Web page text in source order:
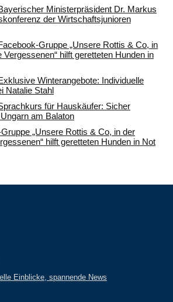
Ministerpräsident Dr. Markus
der Wirtschaftsjunioren
Gruppe „Unsere Rottis & Co, in
Vergessenen“ hilft geretteten Hunden in
Winterangebote: Individuelle
Natalie Stahl
für Hauskäufer: Sicher
am Balaton
„Unsere Rottis & Co, in der
hilft geretteten Hunden in Not
Einblicke, spannende News